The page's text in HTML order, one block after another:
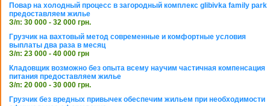
Повар на холодный процесс в загородный комплекс glibivka family park
предоставляем жилье
З/п: 30 000 - 32 000 грн.
Грузчик на вахтовый метод современные и комфортные условия
выплаты два раза в месяц
З/п: 23 000 - 40 000 грн
Кладовщик возможно без опыта всему научим частичная компенсация
питания предоставляем жилье
З/п: 20 000 - 30 000 грн.
Грузчик без вредных привычек обеспечим жильем при необходимости